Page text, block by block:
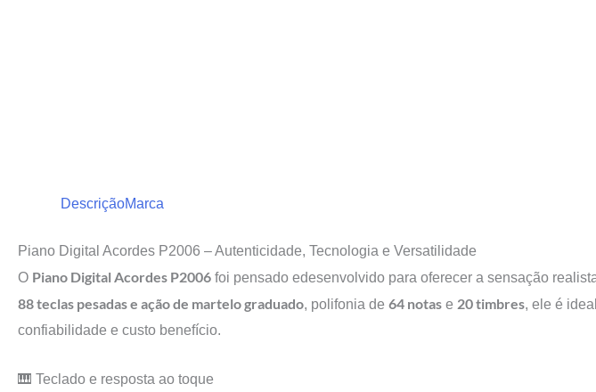
DescriçãoMarca
Piano Digital Acordes P2006 – Autenticidade, Tecnologia e Versatilidade
O Piano Digital Acordes P2006 foi pensado edesenvolvido para oferecer a sensação
88 teclas pesadas e ação de martelo graduado, polifonia de 64 notas e 20 timbres, ele é
confiabilidade e custo benefício.
🎹 Teclado e resposta ao toque